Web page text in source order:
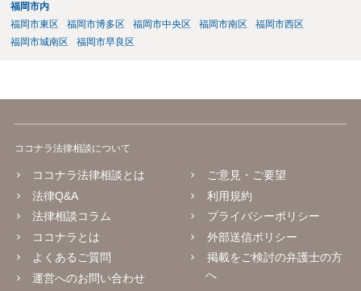
福岡市内
福岡市東区
福岡市博多区 福岡市中央区 福岡市南区
福岡市西区
福岡市城南区
福岡市早良区
ココナラ法律相談について
ココナラ法律相談とは
法律Q&A
法律相談コラム
ココナラとは
よくあるご質問
運営へのお問い合わせ
ご意見・ご要望
利用規約
プライバシーポリシー
外部送信ポリシー
掲載をご検討の弁護士の方
へ